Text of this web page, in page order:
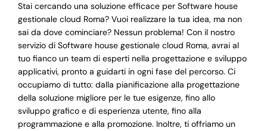
Stai cercando una soluzione efficace per Software house
gestionale cloud Roma? Vuoi realizzare la tua idea, ma non
sai da dove cominciare? Nessun problema! Con il nostro
servizio di Software house gestionale cloud Roma, avrai al
tuo fianco un team di esperti nella progettazione e sviluppo
applicativi, pronto a guidarti in ogni fase del percorso. Ci
occupiamo di tutto: dalla pianificazione alla progettazione
della soluzione migliore per le tue esigenze, fino allo
sviluppo grafico e di esperienza utente, fino alla
programmazione e alla promozione. Inoltre, ti offriamo un